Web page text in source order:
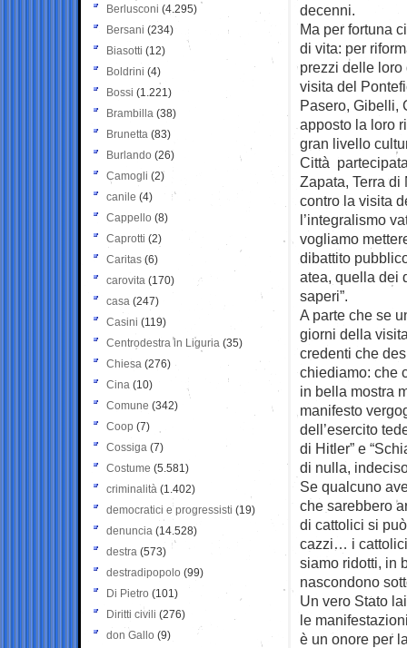
decenni.
Ma per fortuna
di vita: per
prezzi delle
visita del
Pasero, Gibelli,
apposto la loro
gran livello
Città
Zapata, Terra
contro la visita
l’integralismo
vogliamo
dibattito
atea, quella dei
saperi”.
A parte che se
giorni della
credenti che
chiediamo: che
in bella mostra
manifesto
dell’esercito
di Hitler” e
di nulla,
Se qualcuno
che sarebbero
di cattolici si
cazzi… i
siamo ridotti, in
nascondono
Un vero Stato
le
è un onore per
Berlusconi (4.295)
Bersani (234)
Biasotti (12)
Boldrini (4)
Bossi (1.221)
Brambilla (38)
Brunetta (83)
Burlando (26)
Camogli (2)
canile (4)
Cappello (8)
Caprotti (2)
Caritas (6)
carovita (170)
casa (247)
Casini (119)
Centrodestra in Liguria (35)
Chiesa (276)
Cina (10)
Comune (342)
Coop (7)
Cossiga (7)
Costume (5.581)
criminalità (1.402)
democratici e progressisti (19)
denuncia (14.528)
destra (573)
destradipopolo (99)
Di Pietro (101)
Diritti civili (276)
don Gallo (9)